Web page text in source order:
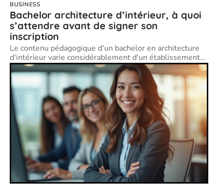
BUSINESS
Bachelor architecture d’intérieur, à quoi
s’attendre avant de signer son
inscription
Le contenu pédagogique d'un bachelor en architecture
d'intérieur varie considérablement d'un établissement…